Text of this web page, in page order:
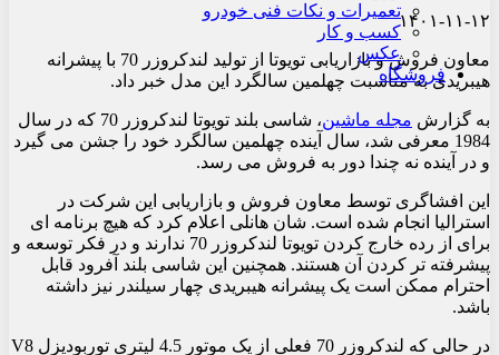
تعمیرات و نکات فنی خودرو
کسب و کار
عکس
فروشگاه
۱۴۰۱-۱۱-۱۲
معاون فروش و بازاریابی تویوتا از تولید لندکروزر 70 با پیشرانه
هیبریدی به مناسبت چهلمین سالگرد این مدل خبر داد.
به گزارش مجله ماشین
، شاسی بلند تویوتا لندکروزر 70 که در سال
1984 معرفی شد، سال آینده چهلمین سالگرد خود را جشن می گیرد
و در آینده نه چندا دور به فروش می رسد.
این افشاگری توسط معاون فروش و بازاریابی این شرکت در
استرالیا انجام شده است. شان هانلی اعلام کرد که هیچ برنامه ای
برای از رده خارج کردن تویوتا لندکروزر 70 ندارند و در فکر توسعه و
پیشرفته تر کردن آن هستند. همچنین این شاسی بلند آفرود قابل
احترام ممکن است یک پیشرانه هیبریدی چهار سیلندر نیز داشته
باشد.
در حالی که لندکروزر 70 فعلی از یک موتور 4.5 لیتری توربودیزل V8